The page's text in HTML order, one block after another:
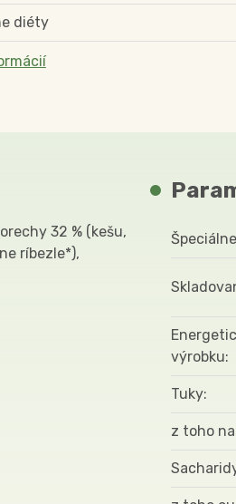
diéty
32 % (kešu,
ríbezle*),
výrobku
Tuky
z toho